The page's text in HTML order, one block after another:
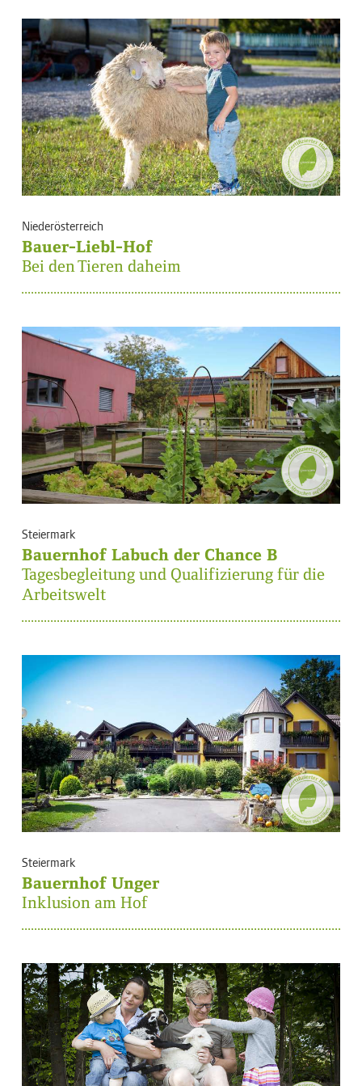
Niederösterreich
Bauer-Liebl-Hof
Bei den Tieren daheim
Steiermark
Bauernhof Labuch der Chance B
Tagesbegleitung und Qualifizierung für die
Arbeitswelt
Steiermark
Bauernhof Unger
Inklusion am Hof